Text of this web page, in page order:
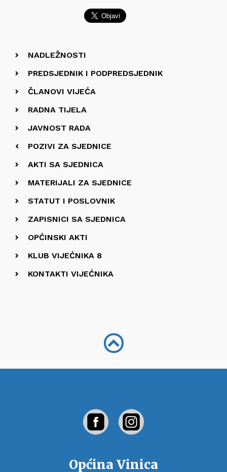
NADLEŽNOSTI
PREDSJEDNIK I PODPREDSJEDNIK
ČLANOVI VIJEĆA
RADNA TIJELA
JAVNOST RADA
POZIVI ZA SJEDNICE
AKTI SA SJEDNICA
MATERIJALI ZA SJEDNICE
STATUT I POSLOVNIK
ZAPISNICI SA SJEDNICA
OPĆINSKI AKTI
KLUB VIJEĆNIKA 8
KONTAKTI VIJEĆNIKA
Općina Vinica